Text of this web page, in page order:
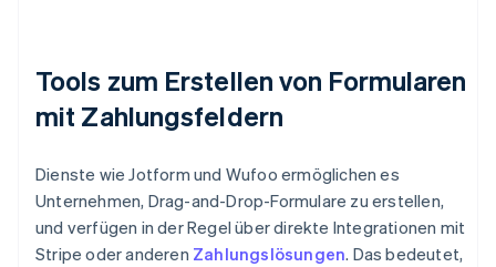
Tools zum Erstellen von Formularen
mit Zahlungsfeldern
Dienste wie Jotform und Wufoo ermöglichen es
Unternehmen, Drag-and-Drop-Formulare zu erstellen,
und verfügen in der Regel über direkte Integrationen mit
Stripe oder anderen Zahlungslösungen. Das bedeutet,